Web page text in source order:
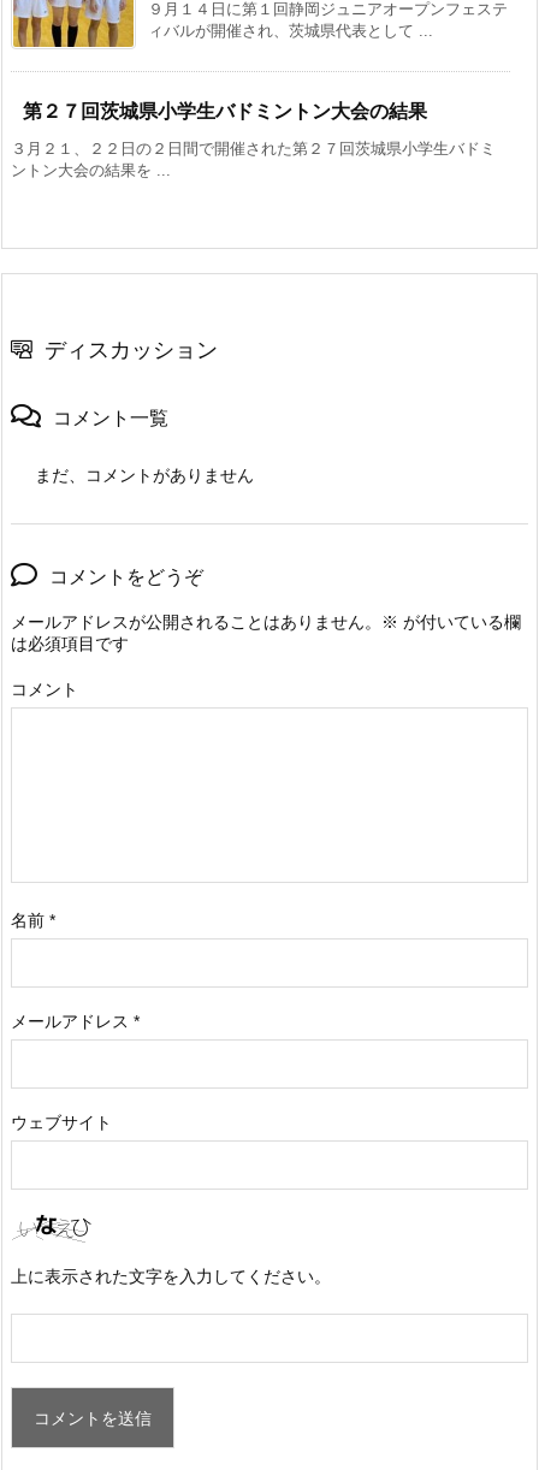
９月１４日に第１回静岡ジュニアオープンフェステ
ィバルが開催され、茨城県代表として ...
第２７回茨城県小学生バドミントン大会の結果
３月２１、２２日の２日間で開催された第２７回茨城県小学生バドミ
ントン大会の結果を ...
ディスカッション
コメント一覧
まだ、コメントがありません
コメントをどうぞ
メールアドレスが公開されることはありません。 ※ が付いている欄
は必須項目です
コメント
名前 *
メールアドレス *
ウェブサイト
上に表示された文字を入力してください。